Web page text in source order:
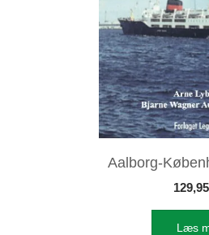
Aalborg-
129,95
Læs